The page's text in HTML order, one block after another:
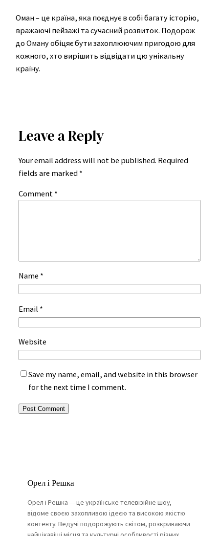
Оман – це країна, яка поєднує в собі багату історію,
вражаючі пейзажі та сучасний розвиток. Подорож
до Оману обіцяє бути захоплюючим пригодою для
кожного, хто вирішить відвідати цю унікальну
країну.
Leave a Reply
Your email address will not be published. Required
fields are marked *
Comment *
Name *
Email *
Website
Save my name, email, and website in this browser
for the next time I comment.
Орел і Решка
Орел і Решка — це українське телевізійне шоу,
відоме своєю захопливою ідеєю та високою якістю
контенту. Ведучі подорожують світом, розкриваючи